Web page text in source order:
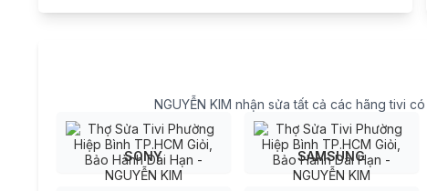
NGUYỄN KIM nhận sửa tất cả các hãng tivi
SONY SAMSUNG